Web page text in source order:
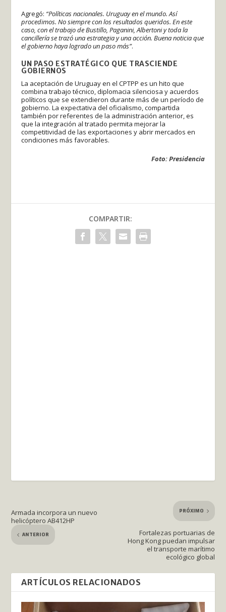
Agregó: “Políticas nacionales. Uruguay en el mundo. Así
procedimos. No siempre con los resultados queridos. En este
caso, con el trabajo de Bustillo, Paganini, Albertoni y toda la
cancillería se trazó una estrategia y una acción. Buena noticia que
el gobierno haya logrado un paso más”.
UN PASO ESTRATÉGICO QUE TRASCIENDE
GOBIERNOS
La aceptación de Uruguay en el CPTPP es un hito que
combina trabajo técnico, diplomacia silenciosa y acuerdos
políticos que se extendieron durante más de un período de
gobierno. La expectativa del oficialismo, compartida
también por referentes de la administración anterior, es
que la integración al tratado permita mejorar la
competitividad de las exportaciones y abrir mercados en
condiciones más favorables.
Foto: Presidencia
COMPARTIR:
Armada incorpora un nuevo
helicóptero AB412HP
ANTERIOR
PRÓXIMO
Fortalezas portuarias de
Hong Kong puedan impulsar
el transporte marítimo
ecológico global
ARTÍCULOS RELACIONADOS